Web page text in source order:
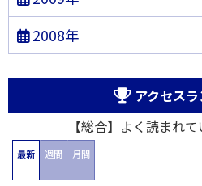
2008年
アクセスラ
【総合】よく読まれ
最新 週間 月間